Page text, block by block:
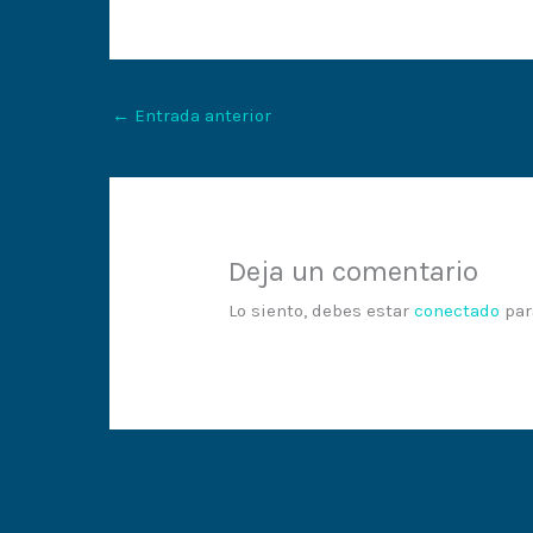
← Entrada anterior
Deja un comentario
Lo siento, debes estarconectado